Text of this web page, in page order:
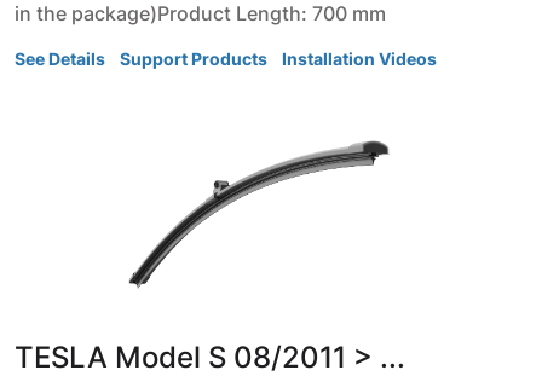
in the package)Product Length: 700 mm
See Details Support Products Installation Videos
TESLA Model S 08/2011 > ...